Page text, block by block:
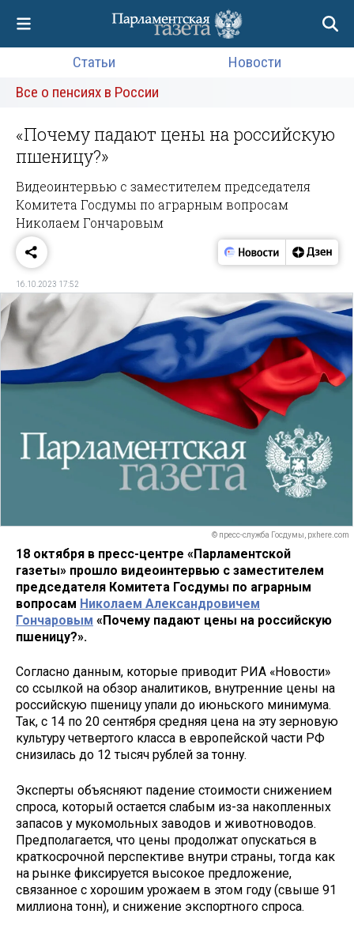
Статьи
Новости
Все о пенсиях в России
«Почему падают цены на российскую
пшеницу?»
Видеоинтервью с заместителем председателя
Комитета Госдумы по аграрным вопросам
Николаем Гончаровым
16.10.2023 17:52
© пресс-служба Госдумы, pxhere.com
18 октября в пресс-центре «Парламентской
газеты» прошло видеоинтервью с заместителем
председателя Комитета Госдумы по аграрным
вопросам Николаем Александровичем
Гончаровым «Почему падают цены на российскую
пшеницу?».
Согласно данным, которые приводит РИА «Новости»
со ссылкой на обзор аналитиков, внутренние цены на
российскую пшеницу упали до июньского минимума.
Так, с 14 по 20 сентября средняя цена на эту зерновую
культуру четвертого класса в европейской части РФ
снизилась до 12 тысяч рублей за тонну.
Эксперты объясняют падение стоимости снижением
спроса, который остается слабым из-за накопленных
запасов у мукомольных заводов и животноводов.
Предполагается, что цены продолжат опускаться в
краткосрочной перспективе внутри страны, тогда как
на рынке фиксируется высокое предложение,
связанное с хорошим урожаем в этом году (свыше 91
миллиона тонн), и снижение экспортного спроса.